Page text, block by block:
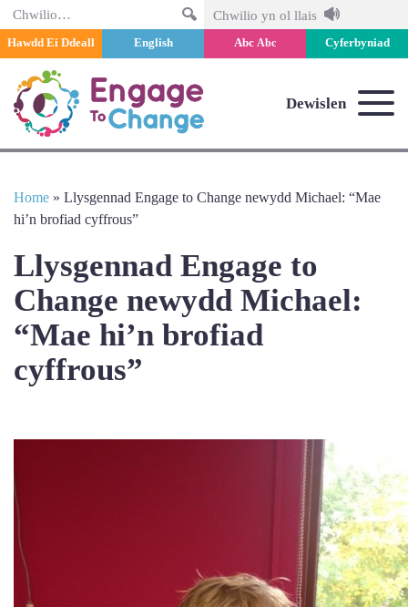
Chwilio Chwilio yn ol llais
Hawdd Ei Ddeall English Abc Abc Cyferbyniad
Dewislen
Home » Llysgennad Engage to Change newydd Michael: “Mae
hi’n brofiad cyffrous”
Llysgennad Engage to
Change newydd Michael:
“Mae hi’n brofiad
cyffrous”